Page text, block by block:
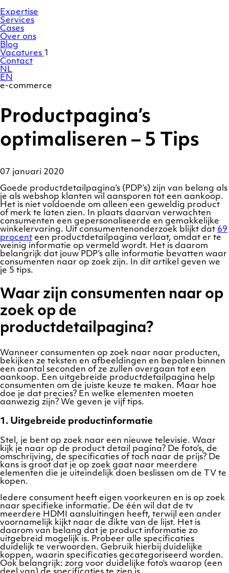
naar
de
inhoud
Expertise
Services
Cases
Over ons
Blog
Vacatures 1
Contact
NL
EN
e-commerce
Productpagina’s
optimaliseren – 5 Tips
07 januari 2020
Goede productdetailpagina’s (PDP’s) zijn van belang als
je als webshop klanten wil aansporen tot een aankoop.
Het is niet voldoende om alleen een geweldig product
of merk te laten zien. In plaats daarvan verwachten
consumenten een gepersonaliseerde en gemakkelijke
winkelervaring. Uit consumentenonderzoek blijkt dat 69
procent een productdetailpagina verlaat, omdat er te
weinig informatie op vermeld wordt. Het is daarom
belangrijk dat jouw PDP’s alle informatie bevatten waar
consumenten naar op zoek zijn. In dit artikel geven we
je 5 tips.
Waar zijn consumenten naar op
zoek op de
productdetailpagina?
Wanneer consumenten op zoek naar naar producten,
bekijken ze teksten en afbeeldingen en bepalen binnen
een aantal seconden of ze zullen overgaan tot een
aankoop. Een uitgebreide productdetailpagina help
consumenten om de juiste keuze te maken. Maar hoe
doe je dat precies? En welke elementen moeten
aanwezig zijn? We geven je vijf tips.
1. Uitgebreide productinformatie
Stel, je bent op zoek naar een nieuwe televisie. Waar
kijk je naar op de product detail pagina? De foto’s, de
omschrijving, de specificaties of toch naar de prijs? De
kans is groot dat je op zoek gaat naar meerdere
elementen die je uiteindelijk doen beslissen om de TV te
kopen.
Iedere consument heeft eigen voorkeuren en is op zoek
naar specifieke informatie. De één wil dat de tv
meerdere HDMI aansluitingen heeft, terwijl een ander
voornamelijk kijkt naar de dikte van de lijst. Het is
daarom van belang dat je product informatie zo
uitgebreid mogelijk is. Probeer alle specificaties
duidelijk te verwoorden. Gebruik hierbij duidelijke
koppen, waarin specificaties gecategoriseerd worden.
Ook belangrijk: zorg voor duidelijke foto’s waarop (een